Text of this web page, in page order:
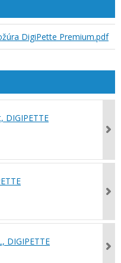
DigiPette Premium.pdf
DIGIPETTE
DIGIPETTE